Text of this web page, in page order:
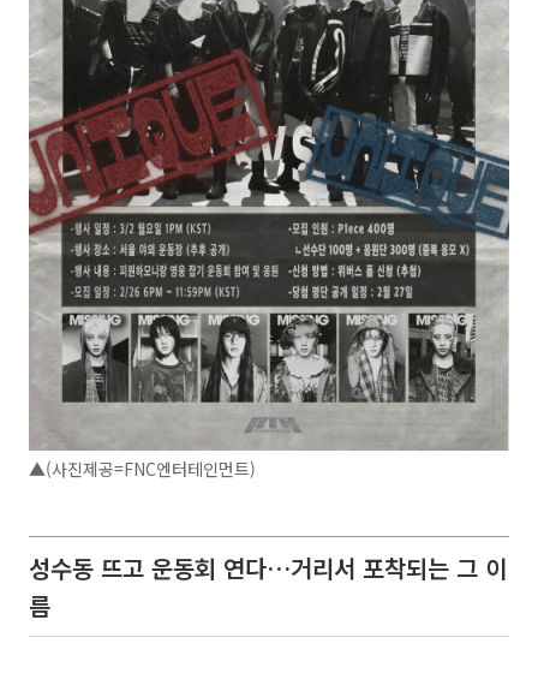
▲(사진제공=FNC엔터테인먼트)
성수동 뜨고 운동회 연다…거리서 포착되는 그 이
름